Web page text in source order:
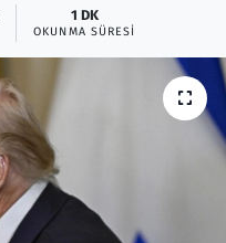
1 DK
OKUNMA SÜRESI